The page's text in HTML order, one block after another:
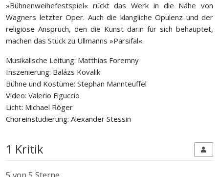
»Bühnenweihefestspiel« rückt das Werk in die Nähe von
Wagners letzter Oper. Auch die klangliche Opulenz und der
religiöse Anspruch, den die Kunst darin für sich behauptet,
machen das Stück zu Ullmanns »Parsifal«.
Musikalische Leitung: Matthias Foremny
Inszenierung: Balázs Kovalik
Bühne und Kostüme: Stephan Mannteuffel
Video: Valerio Figuccio
Licht: Michael Röger
Choreinstudierung: Alexander Stessin
1 Kritik